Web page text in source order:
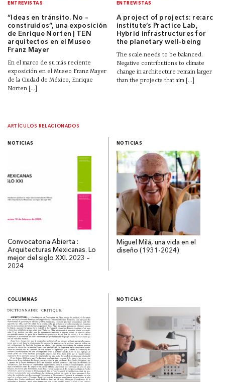
ENTREVISTAS
“Ideas en tránsito. No –
construidos”, una exposición
de Enrique Norten | TEN
arquitectos en el Museo
Franz Mayer
En el marco de su más reciente
exposición en el Museo Franz Mayer
de la Ciudad de México, Enrique
Norten [...]
ENTREVISTAS
A project of projects: re:arc
institute’s Practice Lab,
Hybrid infrastructures for
the planetary well-being
The scale needs to be balanced.
Negative contributions to climate
change in architecture remain larger
than the projects that aim [...]
ARTÍCULOS RELACIONADOS
NOTICIAS
Convocatoria Abierta :
Arquitecturas Mexicanas. Lo
mejor del siglo XXI. 2023 –
2024
NOTICIAS
Miguel Milá, una vida en el
diseño (1931-2024)
COLUMNAS NOTICIAS